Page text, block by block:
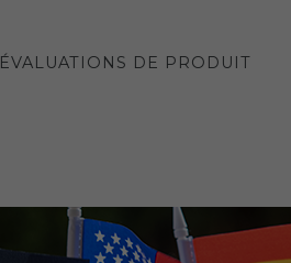
ÉVALUATIONS DE PRODUIT